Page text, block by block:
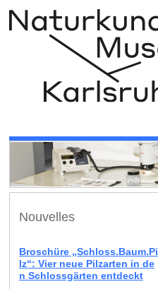
Nouvelles
Broschüre „Schloss.Baum.Pi
lz“: Vier neue Pilzarten in de
n Schlossgärten entdeckt